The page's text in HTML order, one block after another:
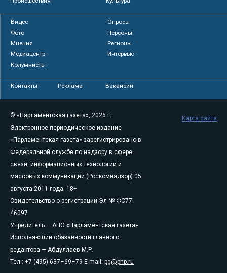
Видео
Опросы
Фото
Персоны
Мнения
Регионы
Медиацентр
Интервью
Колумнисты
Контакты Реклама Вакансии
© «Парламентская газета», 2026 г.
Электронное периодическое издание
«Парламентская газета» зарегистрировано в
Федеральной службе по надзору в сфере
связи, информационных технологий и
массовых коммуникаций (Роскомнадзор) 05
августа 2011 года. 18+
Свидетельство о регистрации Эл № ФС77-
46097
Учредитель — АНО «Парламентская газета»
Исполняющий обязанности главного
редактора — Абдуллаев М.Р.
Тел.: +7 (495) 637–69–79 E-mail: pg@pnp.ru
Карта сайта